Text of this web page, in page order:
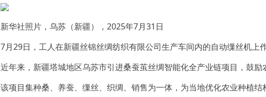
新华社照片，乌苏（新疆），2025年7月31日
7月29日，工人在新疆丝锦丝绸纺织有限公司生产车间内的自动缫丝机上作
近年来，新疆塔城地区乌苏市引进桑蚕茧丝绸智能化全产业链项目，鼓励
该项目集种桑、养蚕、缫丝、织绸、销售为一体，为当地优化农业种植结